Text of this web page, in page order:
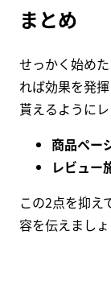
まとめ
せっかく始め
れば効果を発
貰えるように
商品ペー
レビュー
この2点を抑え
容を伝えましょ